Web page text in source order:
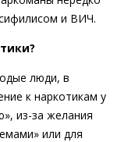
и ВИЧ.
люди, в
к наркотикам у
из-за желания
или для